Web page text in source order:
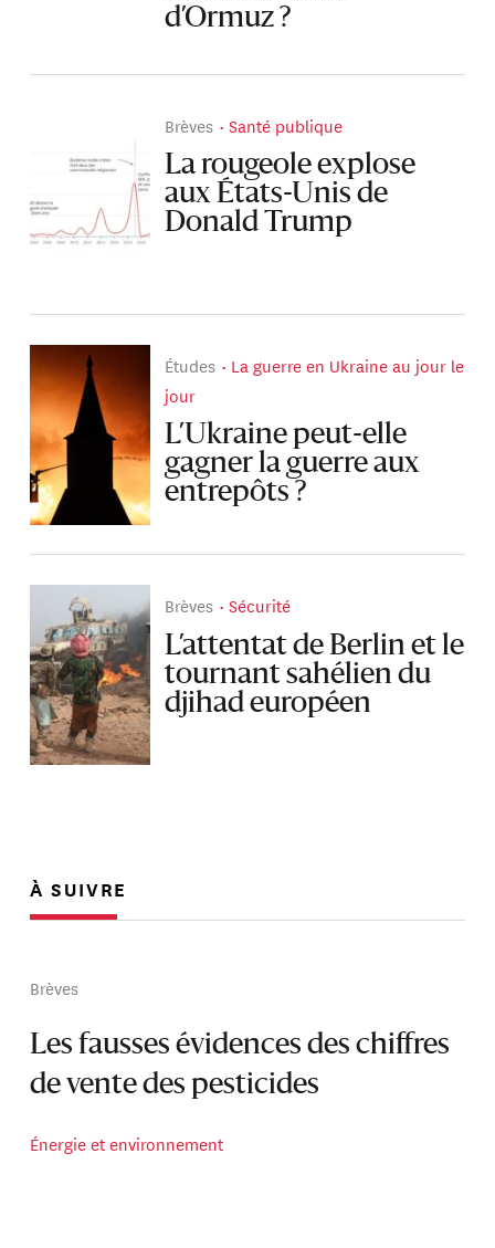
d’Ormuz ?
Brèves Santé publique
La rougeole explose
aux États-Unis de
Donald Trump
Études
La guerre en Ukraine au jour le
jour
L’Ukraine peut-elle
gagner la guerre aux
entrepôts ?
Brèves Sécurité
L’attentat de Berlin et le
tournant sahélien du
djihad européen
À SUIVRE
Brèves
Les fausses évidences des chiffres
de vente des pesticides
Énergie et environnement